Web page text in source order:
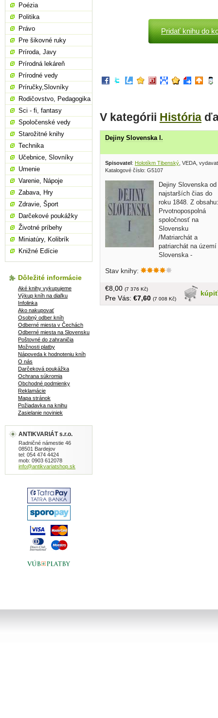
Pridať knihu do
V kategórii História
Dejiny Slovenska I.
Spisovatel: Holotíkm Tibenský , VEDA,
Katalogové číslo: G5107
Dejiny Slovenska od
najstarších čias do
roku 1848. Z obsahu:
Prvotnopospolná
spoločnosť na
Slovensku
/Matriarchát a
patriarchát na území
Slovenska -
spoločnosti na území Slovenska,
Rozklad prvotnopospolnej spoločnosti,
Obdobie ranofeudálneho zriadenia -
9.-12.storočie, / Vznik a vývoj
Stav knihy:
kúpiť
€8,00 (7 376 Kč)
Pre Vás: €7,60 (7 008 Kč)
Poézia
Politika
Právo
Pre šikovné ruky
Príroda, Javy
Prírodná lekáreň
Prírodné vedy
Príručky,Slovníky
Rodičovstvo, Pedagogika
Sci - fi, fantasy
Spoločenské vedy
Starožitné knihy
Technika
Učebnice, Slovníky
Umenie
Varenie, Nápoje
Zabava, Hry
Zdravie, Šport
Darčekové poukážky
Životné príbehy
Miniatúry, Kolibrík
Knižné Edície
Dôležité informácie
Aké knihy vykupujeme
Výkup kníh na diaľku
Infolinka
Ako nakupovať
Osobný odber kníh
Odberné miesta v Čechách
Odberné miesta na Slovensku
Poštovné do zahraničia
Možnosti platby
Nápoveda k hodnoteniu kníh
O nás
Darčeková poukážka
Ochrana súkromia
Obchodné podmienky
Reklamácie
Mapa stránok
Požiadavka na knihu
Zasielanie noviniek
ANTIKVARIÁT s.r.o.
Radničné námestie 46
08501 Bardejov
tel: 054 474 4424
mob: 0903 612078
info@antikvariatshop.sk